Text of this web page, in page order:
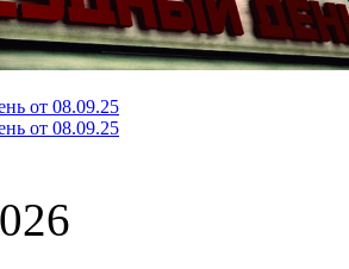
от 08.09.25
от 08.09.25